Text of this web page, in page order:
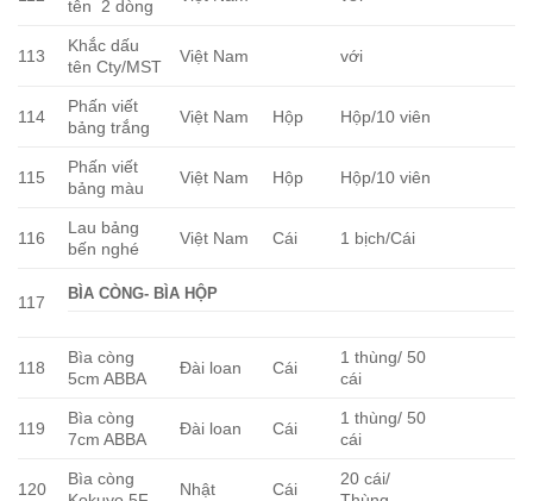
tên 2 dòng
113
Khắc dấu
tên Cty/MST
Việt Nam với
114
Phấn viết
bảng trắng
Việt Nam Hộp Hộp/10 viên
115
Phấn viết
bảng màu
Việt Nam Hộp Hộp/10 viên
116
Lau bảng
bến nghé
Việt Nam Cái 1 bịch/Cái
117 BÌA CÒNG- BÌA HỘP
118
Bìa còng
5cm ABBA
Đài loan Cái
1 thùng/ 50
cái
119
Bìa còng
7cm ABBA
Đài loan Cái
1 thùng/ 50
cái
120
Bìa còng
Nhật Cái
20 cái/